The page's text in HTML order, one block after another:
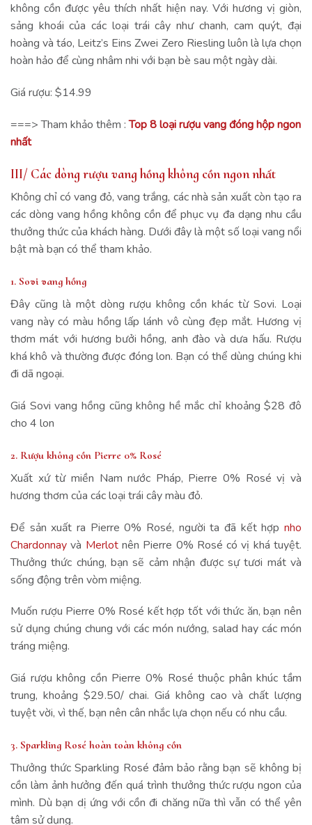
không cồn được yêu thích nhất hiện nay. Với hương vị giòn,
sảng khoái của các loại trái cây như chanh, cam quýt, đại
hoàng và táo, Leitz’s Eins Zwei Zero Riesling luôn là lựa chọn
hoàn hảo để cùng nhâm nhi với bạn bè sau một ngày dài.
Giá rượu: $14.99
===> Tham khảo thêm :Top 8 loại rượu vang đóng hộp ngon
nhất
III/ Các dòng rượu vang hồng không cồn ngon nhất
Không chỉ có vang đỏ, vang trắng, các nhà sản xuất còn tạo ra
các dòng vang hồng không cồn để phục vụ đa dạng nhu cầu
thưởng thức của khách hàng. Dưới đây là một số loại vang nổi
bật mà bạn có thể tham khảo.
1. Sovi vang hồng
Đây cũng là một dòng rượu không cồn khác từ Sovi. Loại
vang này có màu hồng lấp lánh vô cùng đẹp mắt. Hương vị
thơm mát với hương bưởi hồng, anh đào và dưa hấu. Rượu
khá khô và thường được đóng lon. Bạn có thể dùng chúng khi
đi dã ngoại.
Giá Sovi vang hồng cũng không hề mắc chỉ khoảng $28 đô
cho 4 lon
2. Rượu không cồn Pierre 0% Rosé
Xuất xứ từ miền Nam nước Pháp, Pierre 0% Rosé vị và
hương thơm của các loại trái cây màu đỏ.
Để sản xuất ra Pierre 0% Rosé, người ta đã kết hợp nho
Chardonnay và Merlotnên Pierre 0% Rosé có vị khá tuyệt.
Thưởng thức chúng, bạn sẽ cảm nhận được sự tươi mát và
sống động trên vòm miệng.
Muốn rượu Pierre 0% Rosé kết hợp tốt với thức ăn, bạn nên
sử dụng chúng chung với các món nướng, salad hay các món
tráng miệng.
Giá rượu không cồn Pierre 0% Rosé thuộc phân khúc tầm
trung, khoảng $29.50/ chai. Giá không cao và chất lượng
tuyệt vời, vì thế, bạn nên cân nhắc lựa chọn nếu có nhu cầu.
3. Sparkling Rosé hoàn toàn không cồn
Thưởng thức Sparkling Rosé đảm bảo rằng bạn sẽ không bị
cồn làm ảnh hưởng đến quá trình thưởng thức rượu ngon của
mình. Dù bạn dị ứng với cồn đi chăng nữa thì vẫn có thể yên
tâm sử dụng.